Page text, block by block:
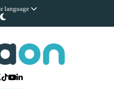
language